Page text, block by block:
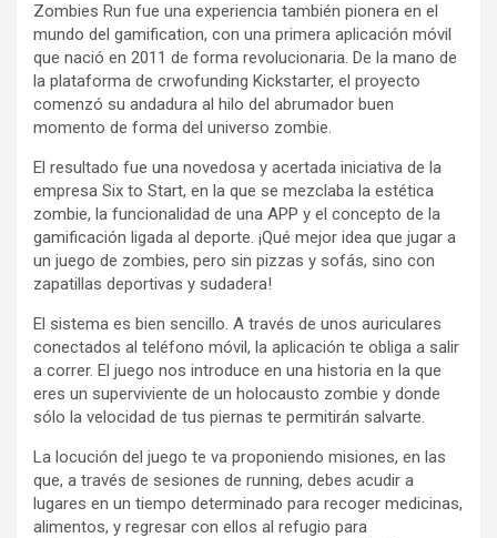
Zombies Run fue una experiencia también pionera en el
mundo del gamification, con una primera aplicación móvil
que nació en 2011 de forma revolucionaria. De la mano de
la plataforma de crwofunding Kickstarter, el proyecto
comenzó su andadura al hilo del abrumador buen
momento de forma del universo zombie.
El resultado fue una novedosa y acertada iniciativa de la
empresa Six to Start, en la que se mezclaba la estética
zombie, la funcionalidad de una APP y el concepto de la
gamificación ligada al deporte. ¡Qué mejor idea que jugar a
un juego de zombies, pero sin pizzas y sofás, sino con
zapatillas deportivas y sudadera!
El sistema es bien sencillo. A través de unos auriculares
conectados al teléfono móvil, la aplicación te obliga a salir
a correr. El juego nos introduce en una historia en la que
eres un superviviente de un holocausto zombie y donde
sólo la velocidad de tus piernas te permitirán salvarte.
La locución del juego te va proponiendo misiones, en las
que, a través de sesiones de running, debes acudir a
lugares en un tiempo determinado para recoger medicinas,
alimentos, y regresar con ellos al refugio para